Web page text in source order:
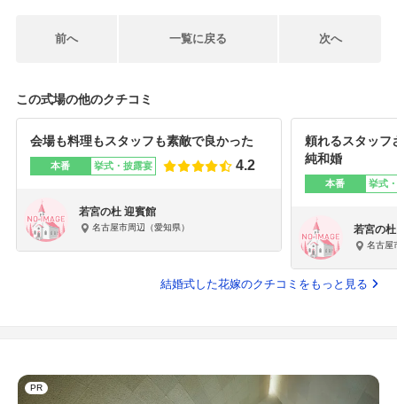
前へ 一覧に戻る 次へ
この式場の他のクチコミ
会場も料理もスタッフも素敵で良かった
本番 挙式・披露宴 4.2
若宮の杜 迎賓館
名古屋市周辺（愛知県）
頼れるスタッフ
純和婚
本番 挙式
若宮の
名古屋
結婚式した花嫁のクチコミをもっと見る
PR